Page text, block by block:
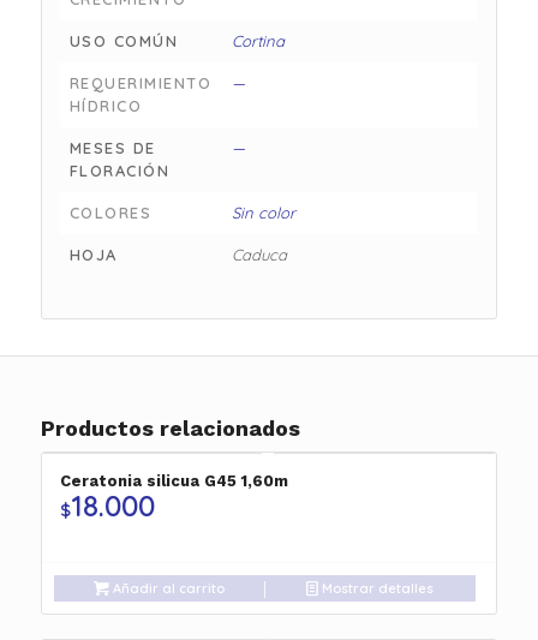
USO COMÚN Cortina
REQUERIMIENTO
HÍDRICO
—
MESES DE
FLORACIÓN
—
COLORES Sin color
HOJA Caduca
Productos relacionados
Ceratonia silicua G45 1,60m
$18.000
Añadir al carrito Mostrar detalles